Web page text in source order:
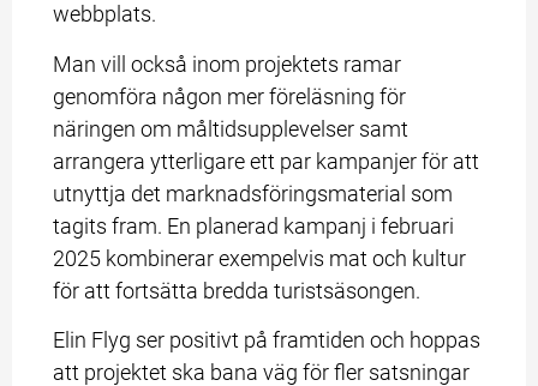
webbplats.
Man vill också inom projektets ramar
genomföra någon mer föreläsning för
näringen om måltidsupplevelser samt
arrangera ytterligare ett par kampanjer för att
utnyttja det marknadsföringsmaterial som
tagits fram. En planerad kampanj i februari
2025 kombinerar exempelvis mat och kultur
för att fortsätta bredda turistsäsongen.
Elin Flyg ser positivt på framtiden och hoppas
att projektet ska bana väg för fler satsningar